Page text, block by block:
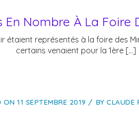
En Nombre À La Foire
étaient représentés à la foire des
certains venaient pour la 1ère […]
ON 11 SEPTEMBRE 2019 BY CLAUDE